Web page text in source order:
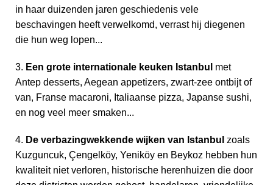
in haar duizenden jaren geschiedenis vele
beschavingen heeft verwelkomd, verrast hij diegenen
die hun weg lopen...
3. Een grote internationale keuken Istanbul met
Antep desserts, Aegean appetizers, zwart-zee ontbijt of
van, Franse macaroni, Italiaanse pizza, Japanse sushi,
en nog veel meer smaken...
4. De verbazingwekkende wijken van Istanbul zoals
Kuzguncuk, Çengelköy, Yeniköy en Beykoz hebben hun
kwaliteit niet verloren, historische herenhuizen die door